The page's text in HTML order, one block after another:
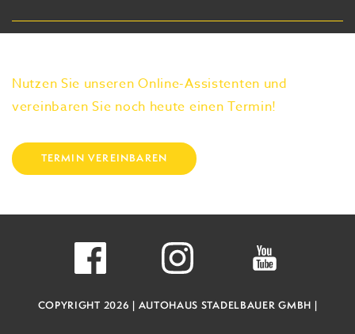
Nutzen Sie unseren Online-Assistenten und
vereinbaren Sie noch heute einen Termin!
TERMIN VEREINBAREN
COPYRIGHT 2026 | AUTOHAUS STADELBAUER GMBH |